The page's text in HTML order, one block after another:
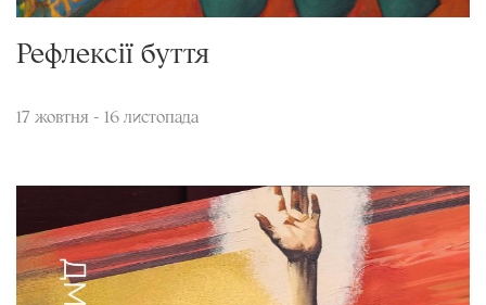
Рефлексії буття
17 жовтня - 16 листопада